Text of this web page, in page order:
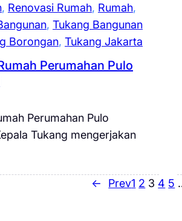
, Renovasi Rumah, Rumah
, Tukang Bangunan
Borongan, Tukang Jakarta
Perumahan Pulo
Perumahan Pulo
Tukang mengerjakan
← Prev1 2 3 4 5